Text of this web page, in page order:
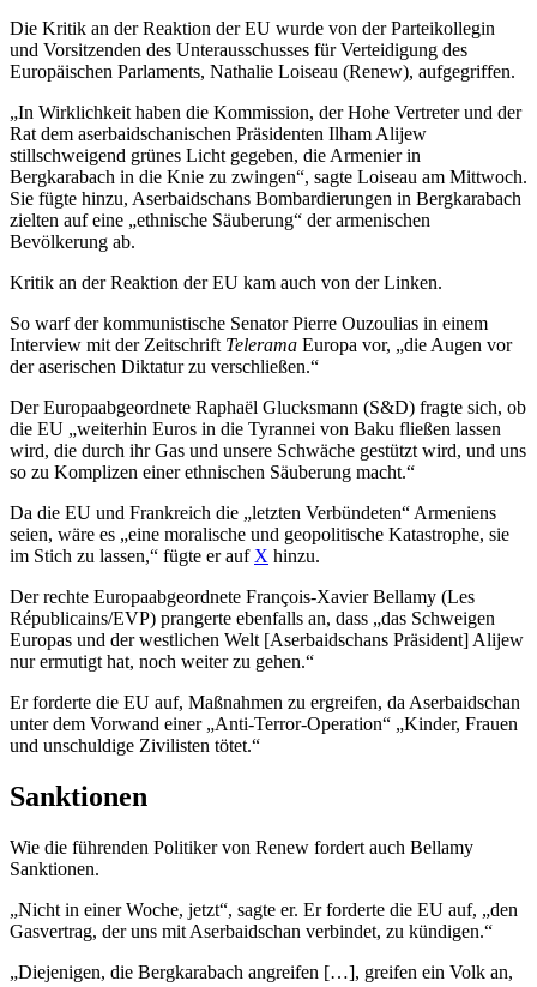
Die Kritik an der Reaktion der EU wurde von der Parteikollegin
und Vorsitzenden des Unterausschusses für Verteidigung des
Europäischen Parlaments, Nathalie Loiseau (Renew), aufgegriffen.
„In Wirklichkeit haben die Kommission, der Hohe Vertreter und der
Rat dem aserbaidschanischen Präsidenten Ilham Alijew
stillschweigend grünes Licht gegeben, die Armenier in
Bergkarabach in die Knie zu zwingen“, sagte Loiseau am Mittwoch.
Sie fügte hinzu, Aserbaidschans Bombardierungen in Bergkarabach
zielten auf eine „ethnische Säuberung“ der armenischen
Bevölkerung ab.
Kritik an der Reaktion der EU kam auch von der Linken.
So warf der kommunistische Senator Pierre Ouzoulias in einem
Interview mit der Zeitschrift Telerama Europa vor, „die Augen vor
der aserischen Diktatur zu verschließen.“
Der Europaabgeordnete Raphaël Glucksmann (S&D) fragte sich, ob
die EU „weiterhin Euros in die Tyrannei von Baku fließen lassen
wird, die durch ihr Gas und unsere Schwäche gestützt wird, und uns
so zu Komplizen einer ethnischen Säuberung macht.“
Da die EU und Frankreich die „letzten Verbündeten“ Armeniens
seien, wäre es „eine moralische und geopolitische Katastrophe, sie
im Stich zu lassen,“ fügte er auf X hinzu.
Der rechte Europaabgeordnete François-Xavier Bellamy (Les
Républicains/EVP) prangerte ebenfalls an, dass „das Schweigen
Europas und der westlichen Welt [Aserbaidschans Präsident] Alijew
nur ermutigt hat, noch weiter zu gehen.“
Er forderte die EU auf, Maßnahmen zu ergreifen, da Aserbaidschan
unter dem Vorwand einer „Anti-Terror-Operation“ „Kinder, Frauen
und unschuldige Zivilisten tötet.“
Sanktionen
Wie die führenden Politiker von Renew fordert auch Bellamy
Sanktionen.
„Nicht in einer Woche, jetzt“, sagte er. Er forderte die EU auf, „den
Gasvertrag, der uns mit Aserbaidschan verbindet, zu kündigen.“
„Diejenigen, die Bergkarabach angreifen […], greifen ein Volk an,